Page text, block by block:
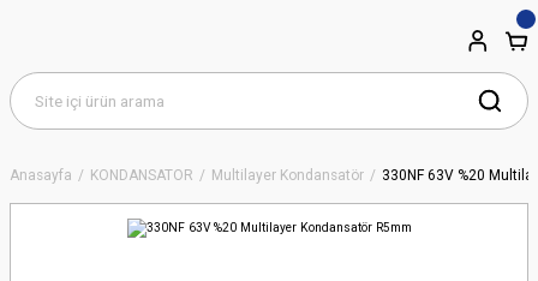
Anasayfa KONDANSATÖR Multilayer Kondansatör 330NF 63V %20